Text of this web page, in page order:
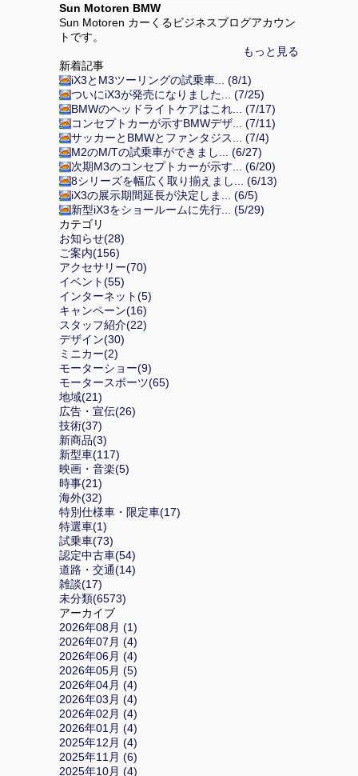
Sun Motoren BMW
Sun Motoren カーくるビジネスブログアカウン
トです。
もっと見る
新着記事
iX3とM3ツーリングの試乗車... (8/1)
ついにiX3が発売になりました... (7/25)
BMWのヘッドライトケアはこれ... (7/17)
コンセプトカーが示すBMWデザ... (7/11)
サッカーとBMWとファンタジス... (7/4)
M2のM/Tの試乗車ができまし... (6/27)
次期M3のコンセプトカーが示す... (6/20)
8シリーズを幅広く取り揃えまし... (6/13)
iX3の展示期間延長が決定しま... (6/5)
新型iX3をショールームに先行... (5/29)
カテゴリ
お知らせ(28)
ご案内(156)
アクセサリー(70)
イベント(55)
インターネット(5)
キャンペーン(16)
スタッフ紹介(22)
デザイン(30)
ミニカー(2)
モーターショー(9)
モータースポーツ(65)
地域(21)
広告・宣伝(26)
技術(37)
新商品(3)
新型車(117)
映画・音楽(5)
時事(21)
海外(32)
特別仕様車・限定車(17)
特選車(1)
試乗車(73)
認定中古車(54)
道路・交通(14)
雑談(17)
未分類(6573)
アーカイブ
2026年08月 (1)
2026年07月 (4)
2026年06月 (4)
2026年05月 (5)
2026年04月 (4)
2026年03月 (4)
2026年02月 (4)
2026年01月 (4)
2025年12月 (4)
2025年11月 (6)
2025年10月 (4)